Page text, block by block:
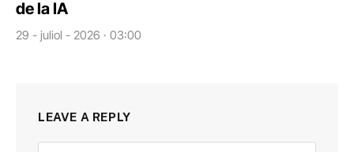
de la IA
29 - juliol - 2026 · 03:00
LEAVE A REPLY